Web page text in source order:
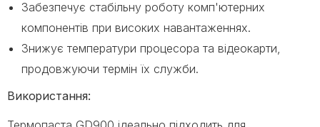
Забезпечує стабільну роботу комп'ютерних
компонентів при високих навантаженнях.
Знижує температури процесора та відеокарти,
продовжуючи термін їх служби.
Використання: